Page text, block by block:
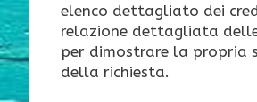
elenco dettagliato dei
relazione dettagliata
per dimostrare la propria
della richiesta.